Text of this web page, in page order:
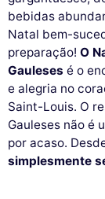
bebidas
Natal bem-
preparação! O
Gauleses é o
e alegria no
Saint-Louis. O
Gauleses não é
por acaso.
simplesmente